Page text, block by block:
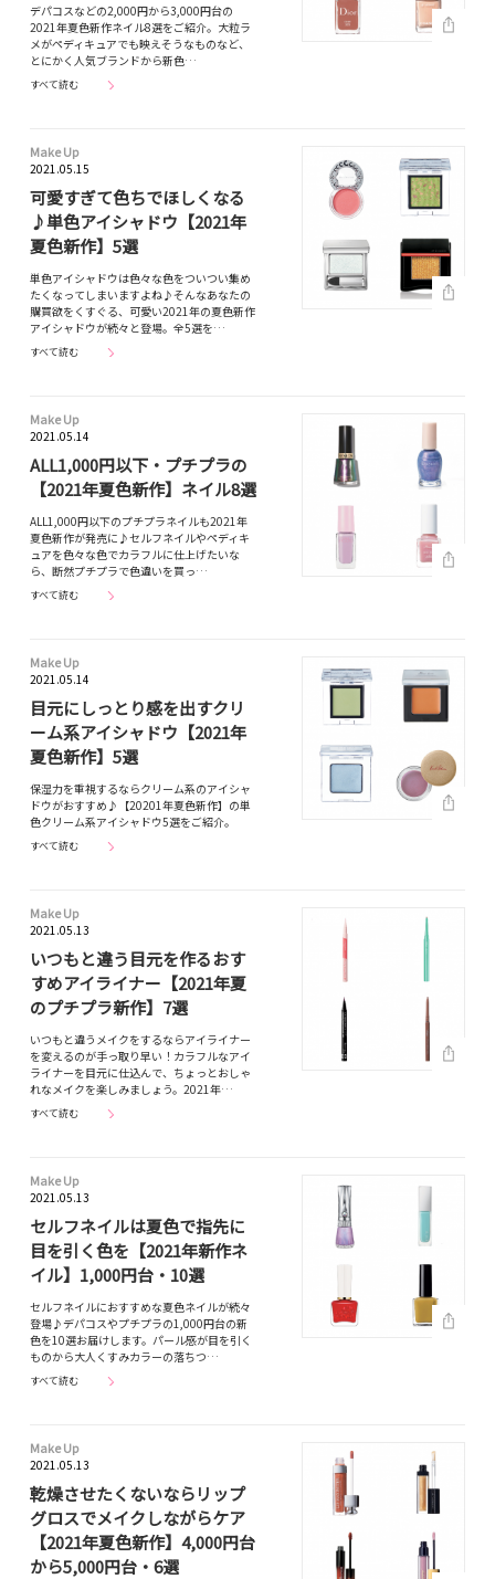
デパコスなどの2,000円から3,000円台の
2021年夏色新作ネイル8選をご紹介。大粒ラ
メがペディキュアでも映えそうなものなど、
とにかく人気ブランドから新色…
すべて読む
Make Up
2021.05.15
可愛すぎて色ちでほしくなる
♪単色アイシャドウ【2021年
夏色新作】5選
単色アイシャドウは色々な色をついつい集め
たくなってしまいますよね♪そんなあなたの
購買欲をくすぐる、可愛い2021年の夏色新作
アイシャドウが続々と登場。全5選を…
すべて読む
Make Up
2021.05.14
ALL1,000円以下・プチプラの
【2021年夏色新作】ネイル8選
ALL1,000円以下のプチプラネイルも2021年
夏色新作が発売に♪セルフネイルやペディキ
ュアを色々な色でカラフルに仕上げたいな
ら、断然プチプラで色違いを買っ…
すべて読む
Make Up
2021.05.14
目元にしっとり感を出すクリ
ーム系アイシャドウ【2021年
夏色新作】5選
保湿力を重視するならクリーム系のアイシャ
ドウがおすすめ♪【20201年夏色新作】の単
色クリーム系アイシャドウ5選をご紹介。
すべて読む
Make Up
2021.05.13
いつもと違う目元を作るおす
すめアイライナー【2021年夏
のプチプラ新作】7選
いつもと違うメイクをするならアイライナー
を変えるのが手っ取り早い！カラフルなアイ
ライナーを目元に仕込んで、ちょっとおしゃ
れなメイクを楽しみましょう。2021年…
すべて読む
Make Up
2021.05.13
セルフネイルは夏色で指先に
目を引く色を【2021年新作ネ
イル】1,000円台・10選
セルフネイルにおすすめな夏色ネイルが続々
登場♪デパコスやプチプラの1,000円台の新
色を10選お届けします。パール感が目を引く
ものから大人くすみカラーの落ちつ…
すべて読む
Make Up
2021.05.13
乾燥させたくないならリップ
グロスでメイクしながらケア
【2021年夏色新作】4,000円台
から5,000円台・6選